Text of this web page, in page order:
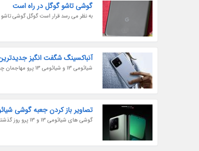
گوشی تاشو گوگل در راه است
به نظر می رسد قرار است گوگل گوشی
آنباکسینگ شگفت انگیز
شیائومی 13 و شیائومی 13 پرو مهاجمان چینی بازار موبایل اند که با سخت افزار پرقدرت و طراحی بی هویت، از همین حالا برای گلکسی S23 رجزخوانی می نمایند.
تصاویر باز کردن جعبه گوشی شیائومی 13 ، نمایی از قدرت نمایی رقیب
گوشی های شیائومی 13 و 13 پرو روز گذشته طی مراسمی معرفی گردید و حالا شاهد ویدئوهای مجذوب کننده از باز کردن جعبه های این گوشی هستیم.